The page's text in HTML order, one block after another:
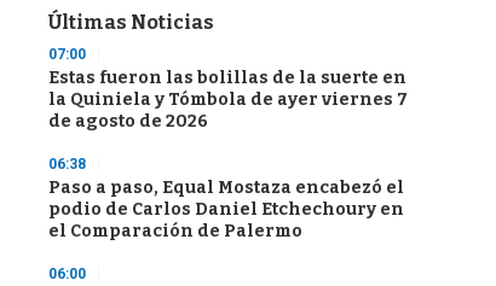
Últimas Noticias
07:00
Estas fueron las bolillas de la suerte en
la Quiniela y Tómbola de ayer viernes 7
de agosto de 2026
06:38
Paso a paso, Equal Mostaza encabezó el
podio de Carlos Daniel Etchechoury en
el Comparación de Palermo
06:00